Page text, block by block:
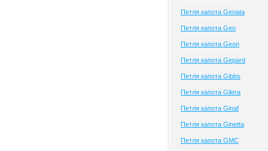
Петля капота Genata
Петля капота Geo
Петля капота Geon
Петля капота Gepard
Петля капота Gibbs
Петля капота Gilera
Петля капота Ginaf
Петля капота Ginetta
Петля капота GMC